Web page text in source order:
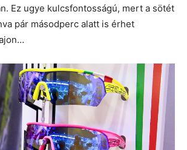
Ez ugye kulcsfontosságú, mert a sötét
pár másodperc alatt is érhet